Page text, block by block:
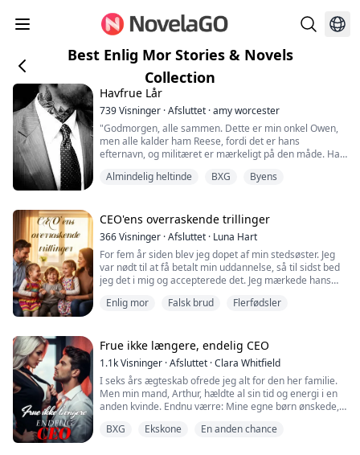
Best Enlig Mor Stories & Novels
Collection
Havfrue Lår
739Visninger ·Afsluttet ·amy worcester
"Godmorgen, alle sammen. Dette er min onkel Owen,
men alle kalder ham Reese, fordi det er hans
efternavn, og militæret er mærkeligt på den måde. Han
finde sig selv. For første gang i sit liv er hun ikke under
en mands kontrol. Med en fraværende far, en voldelig
stedbror og en man...
Almindelig heltinde BXG Byens
CEO'ens overraskende trillinger
366Visninger ·Afsluttet · Luna Hart
For fem år siden blev jeg dopet af min stedsøster. Jeg
var nødt til at få betalt min uddannelse, så til sidst bed
jeg det i mig og accepterede det. Jeg mærkede hans
langs indersiden af mine lår og tænde en følelsesløs,
min krop svajede insti...
Enlig mor Falsk brud Flerfødsler
Frue ikke længere, endelig CEO
1.1kVisninger ·Afsluttet ·Clara Whitfield
I seks års ægteskab ofrede jeg alt for den her familie.
Men min mand, Arthur, hældte al sin tid og energi i en
anden kvinde. Endnu værre: Mine egne børn ønskede,
BXG Ekskone En anden chance